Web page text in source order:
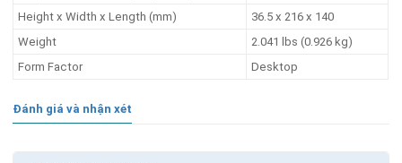
Height x Width x Length (mm)
36.5 x 216 x 140
Weight
2.041 lbs (0.926 kg)
Form Factor
Desktop
Đánh giá và nhận xét